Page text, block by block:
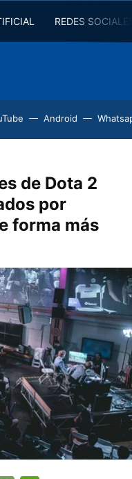
REDES
Android
de Dota 2
por
forma más